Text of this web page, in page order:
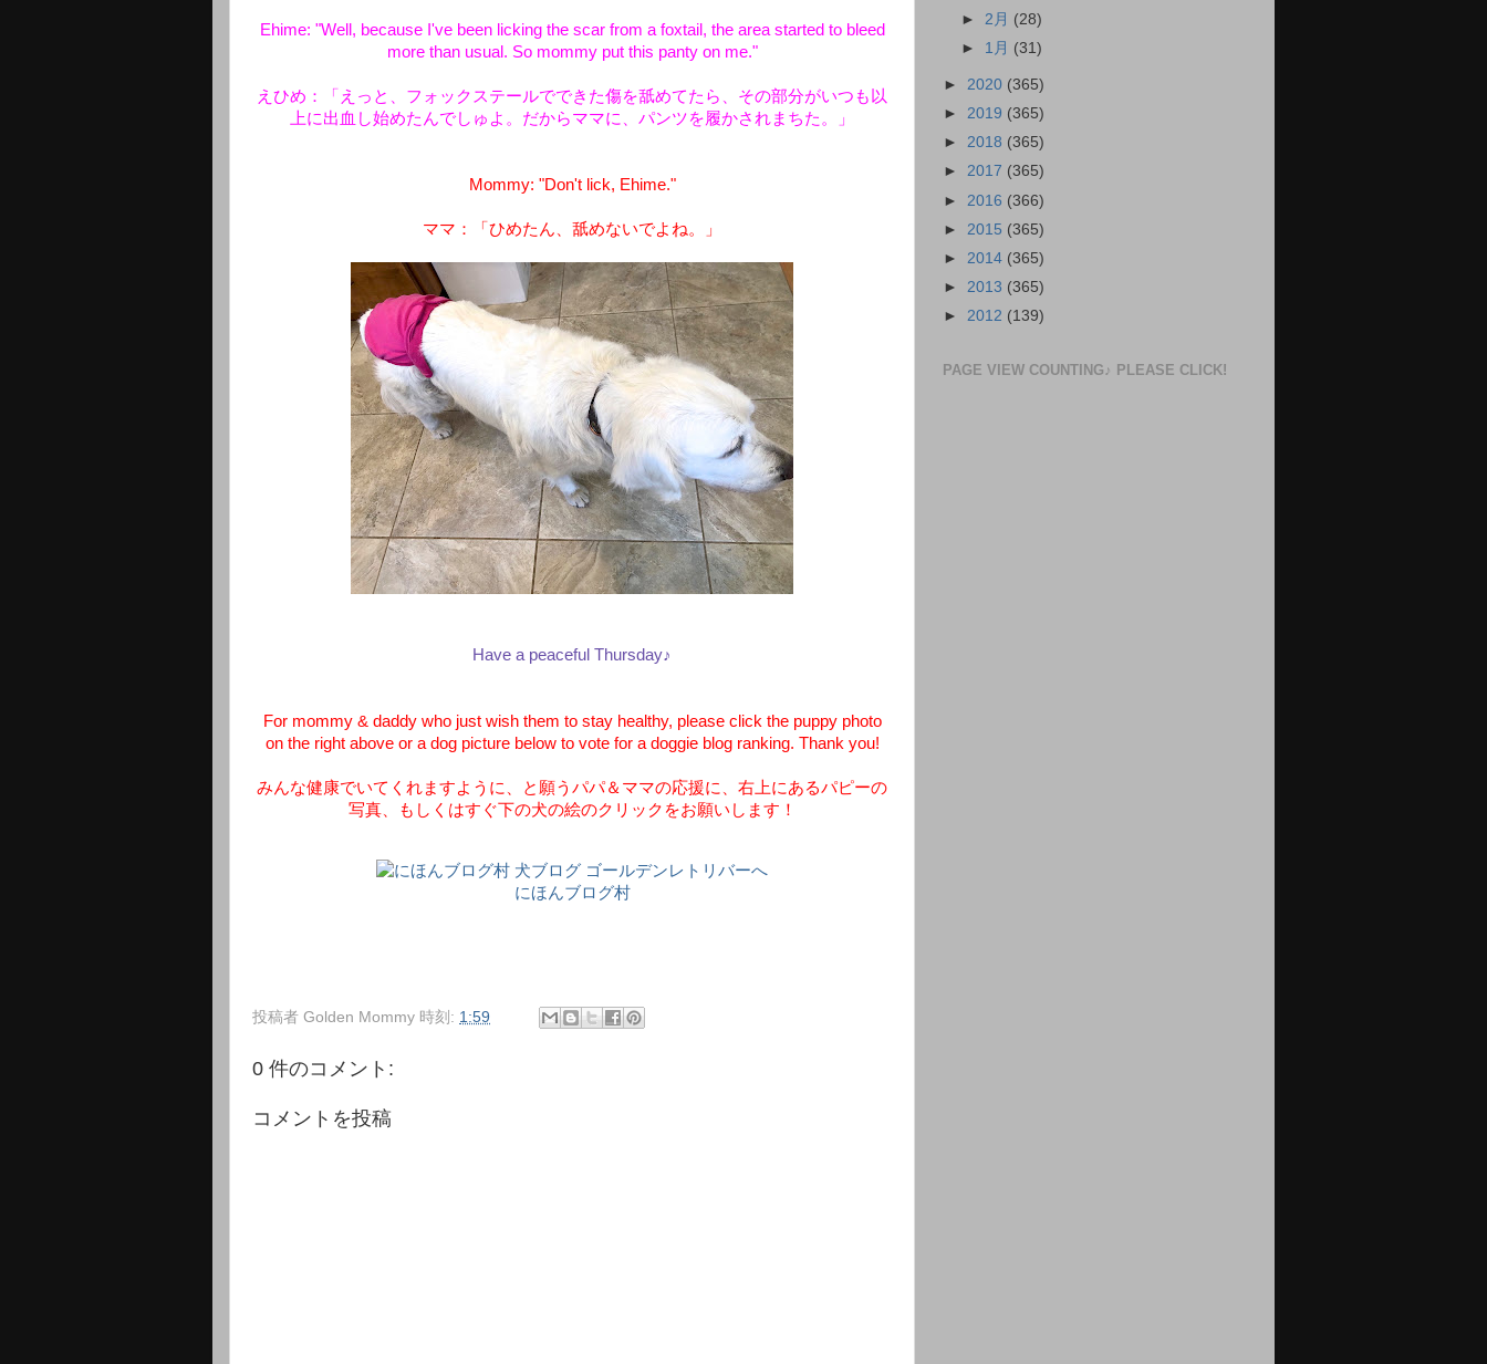
Ehime: "Well, because I've been licking the scar from a foxtail, the area started to bleed
more than usual. So mommy put this panty on me."
えひめ：「えっと、フォックステールでできた傷を舐めてたら、その部分がいつも以
上に出血し始めたんでしゅよ。だからママに、パンツを履かされまちた。」
Mommy: "Don't lick, Ehime."
ママ：「ひめたん、舐めないでよね。」
Have a peaceful Thursday♪
For mommy & daddy who just wish them to stay healthy, please click the puppy photo
on the right above or a dog picture below to vote for a doggie blog ranking. Thank you!
みんな健康でいてくれますように、と願うパパ＆ママの応援に、右上にあるパピーの
写真、もしくはすぐ下の犬の絵のクリックをお願いします！
にほんブログ村
投稿者 Golden Mommy 時刻: 1:59
0 件のコメント:
コメントを投稿
►2月 (28)
► 1月 (31)
► 2020 (365)
► 2019 (365)
► 2018 (365)
► 2017 (365)
► 2016 (366)
► 2015 (365)
► 2014 (365)
► 2013 (365)
► 2012 (139)
PAGE VIEW COUNTING♪ PLEASE CLICK!